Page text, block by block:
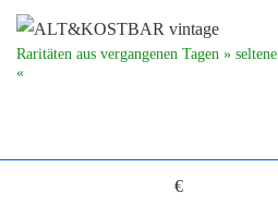
Inhalt
Raritäten aus vergangenen Tagen »
«
€